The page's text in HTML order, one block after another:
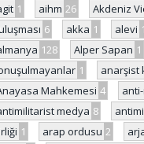
1 aihm 26
Akdeniz
6 akka 1 alevi 1
128 Alper Sapan 1
1 anarşist
Mahkemesi 4
medya 8
1 arap ordusu 2